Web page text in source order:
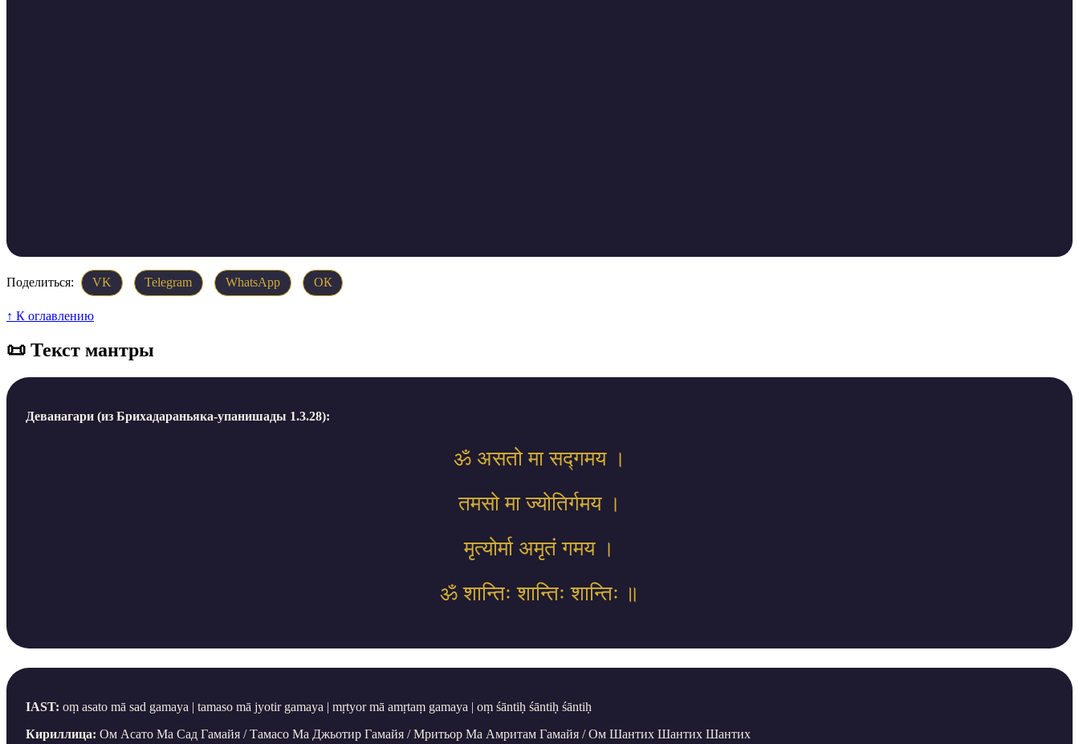
Поделиться: VK Telegram WhatsApp ОК
↑ К оглавлению
📜 Текст мантры
Деванагари (из Брихадараньяка-упанишады 1.3.28):
ॐ असतो मा सद्गमय ।
तमसो मा ज्योतिर्गमय ।
मृत्योर्मा अमृतं गमय ।
ॐ शान्तिः शान्तिः शान्तिः ॥
IAST: oṃ asato mā sad gamaya | tamaso mā jyotir gamaya | mṛtyor mā amṛtaṃ gamaya | oṃ śāntiḥ śāntiḥ śāntiḥ
Кириллица: Ом Асато Ма Сад Гамайя / Тамасо Ма Джьотир Гамайя / Мритьор Ма Амритам Гамайя / Ом Шантих Шантих Шантих